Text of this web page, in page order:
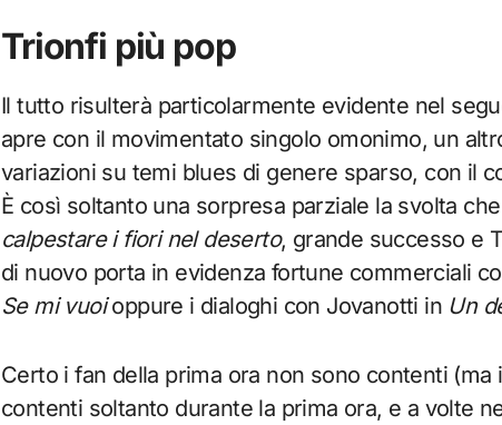
Trionfi più pop
Il tutto risulterà particolarmente evidente nel
apre con il movimentato singolo omonimo, un
variazioni su temi blues di genere sparso, con il
È così soltanto una sorpresa parziale la svolta
calpestare i fiori nel deserto, grande successo e
di nuovo porta in evidenza fortune commerciali
Se mi vuoioppure i dialoghi con Jovanotti in Un
Certo i fan della prima ora non sono contenti
contenti soltanto durante la prima ora, e a volte